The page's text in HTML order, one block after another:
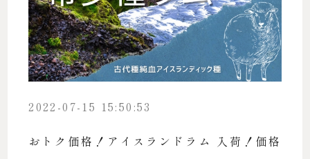
2022-07-15 15:50:53
おトク価格！アイスランドラム 入荷！価格